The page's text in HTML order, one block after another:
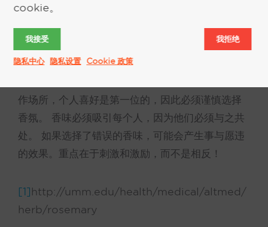
香味已经进入工作场所。不是以桌面上的小香熏罐
的形式出现。在这个竞争激烈的时代，团队可以创
造性地战胜各种挑战。不过，企业必须小心谨慎，
作场所，个人喜好是第一位的，因此必须谨慎选择
香氛。 香味必须吸引每个人，因为他们必须与之共
处。 如果选择了错误的香味，可能会产生事与愿违
的效果。重点在于刺激和激励，而不是相反！
[1]http://umm.edu/health/medical/altmed/
herb/rosemary
cookie。
我接受 我拒绝
隐私中心 隐私设置 Cookie 政策